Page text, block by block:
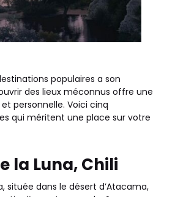
populaires a son
des lieux méconnus offre une
personnelle. Voici cinq
qui méritent une place sur votre
la Luna, Chili
située dans le désert d’Atacama,